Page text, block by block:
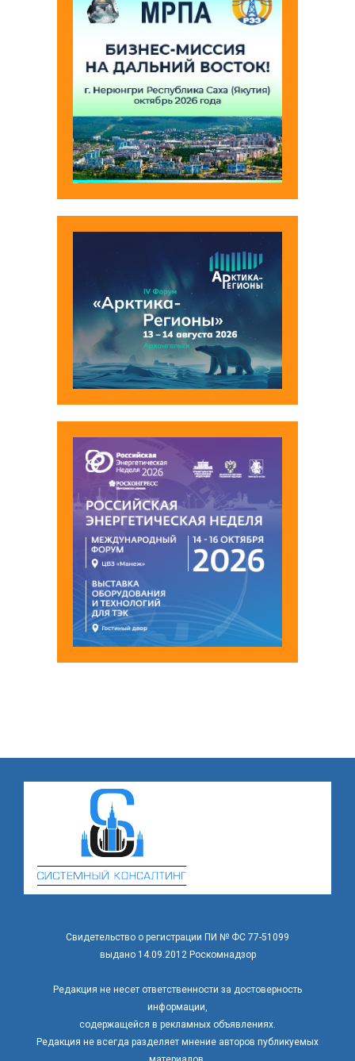
Свидетельство о регистрации ПИ № ФС 77-51099
выдано 14.09.2012 Роскомнадзор
Редакция не несет ответственности за достоверность
информации,
содержащейся в рекламных объявлениях.
Редакция не всегда разделяет мнение авторов публикуемых